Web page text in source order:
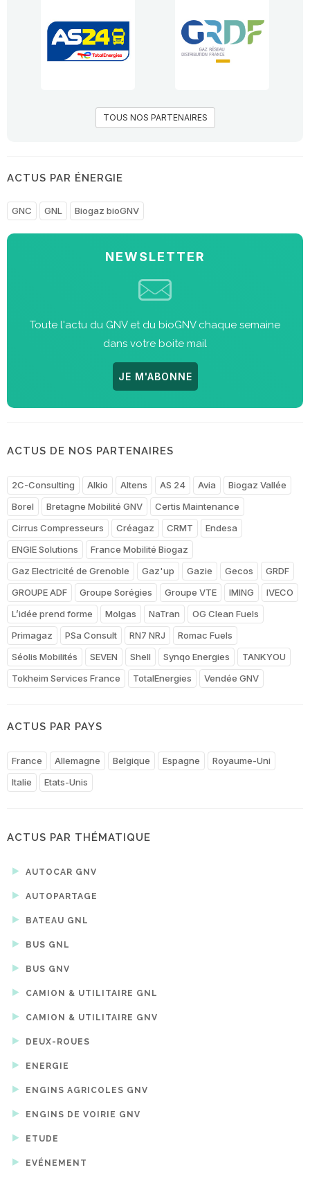
TOUS NOS PARTENAIRES
ACTUS PAR ÉNERGIE
GNC GNL Biogaz bioGNV
NEWSLETTER
Toute l'actu du GNV et du bioGNV chaque semaine
dans votre boite mail
JE M'ABONNE
ACTUS DE NOS PARTENAIRES
2C-Consulting Alkio Altens AS 24 Avia
Biogaz Vallée
Borel
Bretagne Mobilité GNV
Certis Maintenance
Cirrus Compresseurs
Créagaz CRMT
Endesa
ENGIE Solutions
France Mobilité Biogaz
Gaz Electricité de Grenoble
Gaz'up Gazie Gecos
GRDF
GROUPE ADF
Groupe Sorégies Groupe VTE IMING
IVECO
L’idée prend forme
Molgas NaTran
OG Clean Fuels
Primagaz
PSa Consult RN7 NRJ
Romac Fuels
Séolis Mobilités
SEVEN Shell Synqo Energies
TANKYOU
Tokheim Services France
TotalEnergies Vendée GNV
ACTUS PAR PAYS
France Allemagne Belgique Espagne
Royaume-Uni
Italie
Etats-Unis
ACTUS PAR THÉMATIQUE
AUTOCAR GNV
AUTOPARTAGE
BATEAU GNL
BUS GNL
BUS GNV
CAMION & UTILITAIRE GNL
CAMION & UTILITAIRE GNV
DEUX-ROUES
ENERGIE
ENGINS AGRICOLES GNV
ENGINS DE VOIRIE GNV
ETUDE
EVÉNEMENT